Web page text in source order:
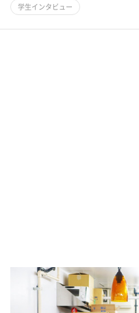
学生インタビュー